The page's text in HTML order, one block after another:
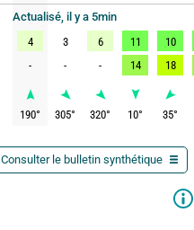
Actualisé, il y a 5min
4
3 6 11 10
-
- - 14 18
190° 305° 320° 10° 35°
Consulter le bulletin synthétique